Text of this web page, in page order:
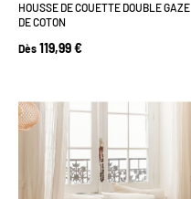
HOUSSE DE COUETTE DOUBLE GAZE
DE COTON
Dès 119,99 €